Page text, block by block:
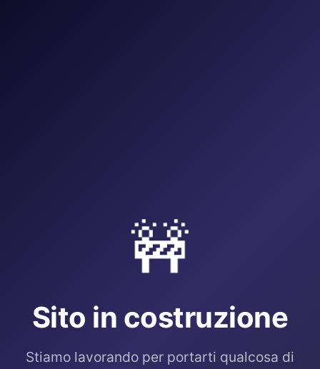
🚧
Sito in costruzione
Stiamo lavorando per portarti qualcosa di